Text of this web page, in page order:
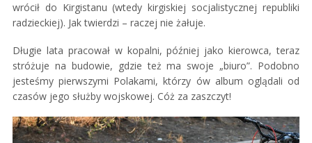
wrócił do Kirgistanu (wtedy kirgiskiej socjalistycznej republiki
radzieckiej). Jak twierdzi – raczej nie żałuje.
Długie lata pracował w kopalni, później jako kierowca, teraz
stróżuje na budowie, gdzie też ma swoje „biuro”. Podobno
jesteśmy pierwszymi Polakami, którzy ów album oglądali od
czasów jego służby wojskowej. Cóż za zaszczyt!